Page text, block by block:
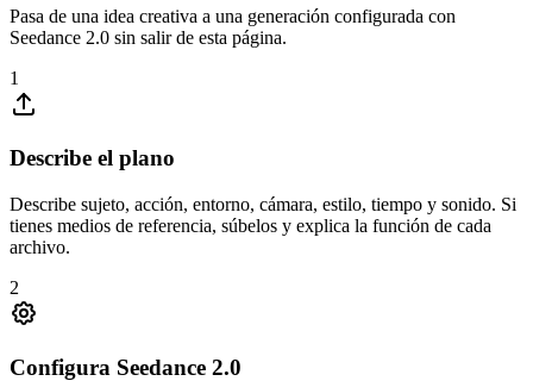
Pasa de una idea creativa a una generación configurada con
Seedance 2.0 sin salir de esta página.
1
Describe el plano
Describe sujeto, acción, entorno, cámara, estilo, tiempo y sonido. Si
tienes medios de referencia, súbelos y explica la función de cada
archivo.
2
Configura Seedance 2.0